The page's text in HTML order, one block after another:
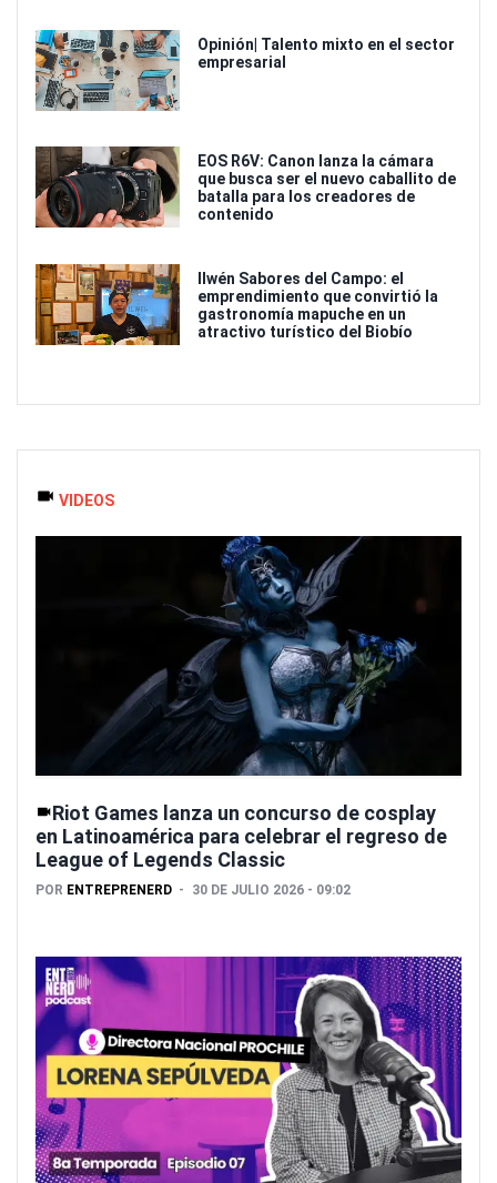
Opinión| Talento mixto en el sector
empresarial
EOS R6V: Canon lanza la cámara
que busca ser el nuevo caballito de
batalla para los creadores de
contenido
Ilwén Sabores del Campo: el
emprendimiento que convirtió la
gastronomía mapuche en un
atractivo turístico del Biobío
VIDEOS
Riot Games lanza un concurso de cosplay
en Latinoamérica para celebrar el regreso de
League of Legends Classic
POR ENTREPRENERD 30 DE JULIO 2026 - 09:02